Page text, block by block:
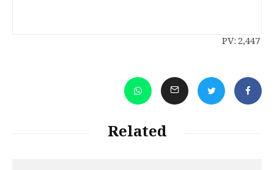
PV:2,447
Related